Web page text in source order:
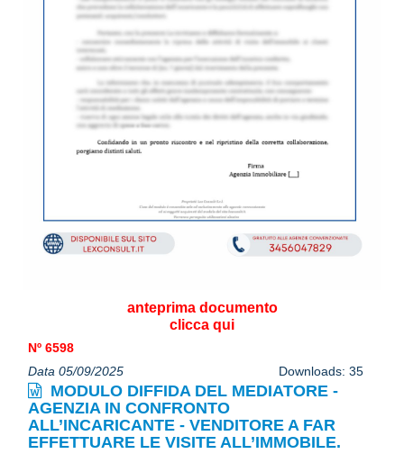
anteprima documento
clicca qui
Nº 6598
Data 05/09/2025
Downloads: 35
MODULO DIFFIDA DEL MEDIATORE -
AGENZIA IN CONFRONTO
ALL’INCARICANTE - VENDITORE A FAR
EFFETTUARE LE VISITE ALL’IMMOBILE.